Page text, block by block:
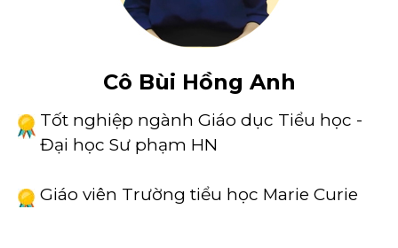
Cô Bùi Hồng Anh
Tốt nghiệp ngành Giáo dục Tiểu học -
Đại học Sư phạm HN
Giáo viên Trường tiểu học Marie Curie